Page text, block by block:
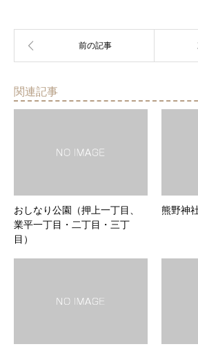
関連記事
おしなり公園（押上一丁目、
業平一丁目・二丁目・三丁
目）
熊野神